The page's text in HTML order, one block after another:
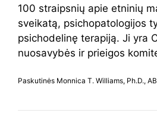
100 straipsnių apie etninių
sveikatą, psichopatologijos
psichodelinę terapiją. Ji yra
nuosavybės ir prieigos
Paskutinės Monnica T. Williams, Ph.D.,